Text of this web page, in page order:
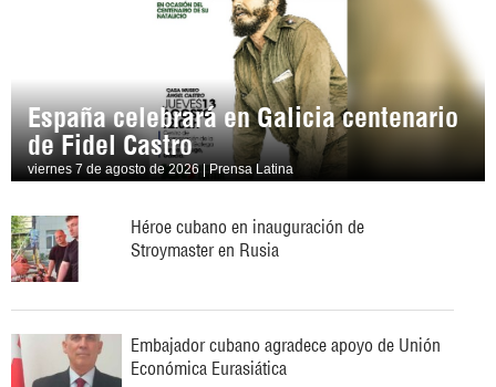
España celebrará en Galicia centenario
de Fidel Castro
viernes 7 de agosto de 2026 | Prensa Latina
Héroe cubano en inauguración de
Stroymaster en Rusia
Embajador cubano agradece apoyo de Unión
Económica Eurasiática